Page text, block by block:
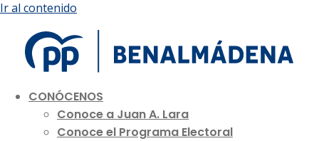
Ir al contenido
CONÓCENOS
Conoce a Juan A. Lara
Conoce el Programa Electoral